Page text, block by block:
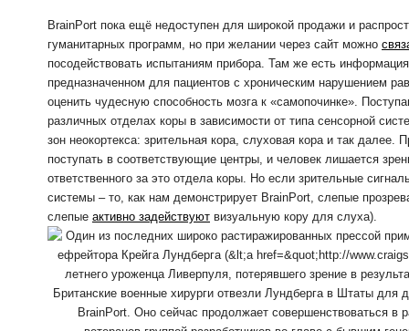
BrainPort пока ещё недоступен для широкой продажи и
гуманитарных программ, но при желании через сайт можно
посодействовать испытаниям прибора. Там же есть
предназначенном для пациентов с хроническим нарушением
оценить чудесную способность мозга к «самопочинке».
различных отделах коры в зависимости от типа сенсорной
зон неокортекса: зрительная кора, слуховая кора и так далее.
поступать в соответствующие центры, и человек лишается
ответственного за это отдела коры. Но если зрительные
системы – то, как нам демонстрирует BrainPort, слепые
слепые активно задействуют визуальную кору для слуха).